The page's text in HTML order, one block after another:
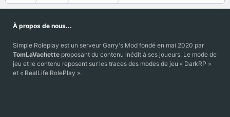
À propos de nous...
Simple Roleplay est un serveur Garry's Mod fondé en mai 2020 par
TomLaVachette proposant du contenu inédit à ses joueurs. Le mode de
jeu et le contenu reposent sur les traces des modes de jeu « DarkRP »
et « RealLife RolePlay ».